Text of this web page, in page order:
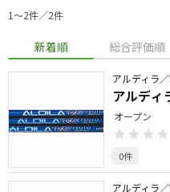
1〜2件／2件
新着順 総合評価順
アルディラ
アルディ
オープン
0件
アルディラ